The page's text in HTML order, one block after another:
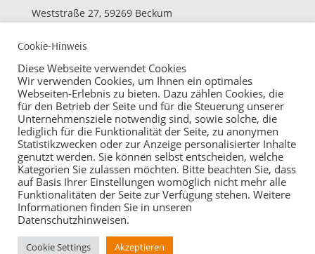
Weststraße 27, 59269 Beckum
Montag bis Freitag:
09.30 bis 12.30 Uhr
14.30 bis 18.00 Uhr
Samstag:
09.30 bis 13.00 Uhr
Cookie-Hinweis
Diese Webseite verwendet Cookies
Wir verwenden Cookies, um Ihnen ein optimales
Webseiten-Erlebnis zu bieten. Dazu zählen Cookies, die
für den Betrieb der Seite und für die Steuerung unserer
Unternehmensziele notwendig sind, sowie solche, die
lediglich für die Funktionalität der Seite, zu anonymen
Statistikzwecken oder zur Anzeige personalisierter Inhalte
genutzt werden. Sie können selbst entscheiden, welche
Kategorien Sie zulassen möchten. Bitte beachten Sie, dass
auf Basis Ihrer Einstellungen womöglich nicht mehr alle
Funktionalitäten der Seite zur Verfügung stehen. Weitere
Informationen finden Sie in unseren
Datenschutzhinweisen.
Cookie Settings Akzeptieren